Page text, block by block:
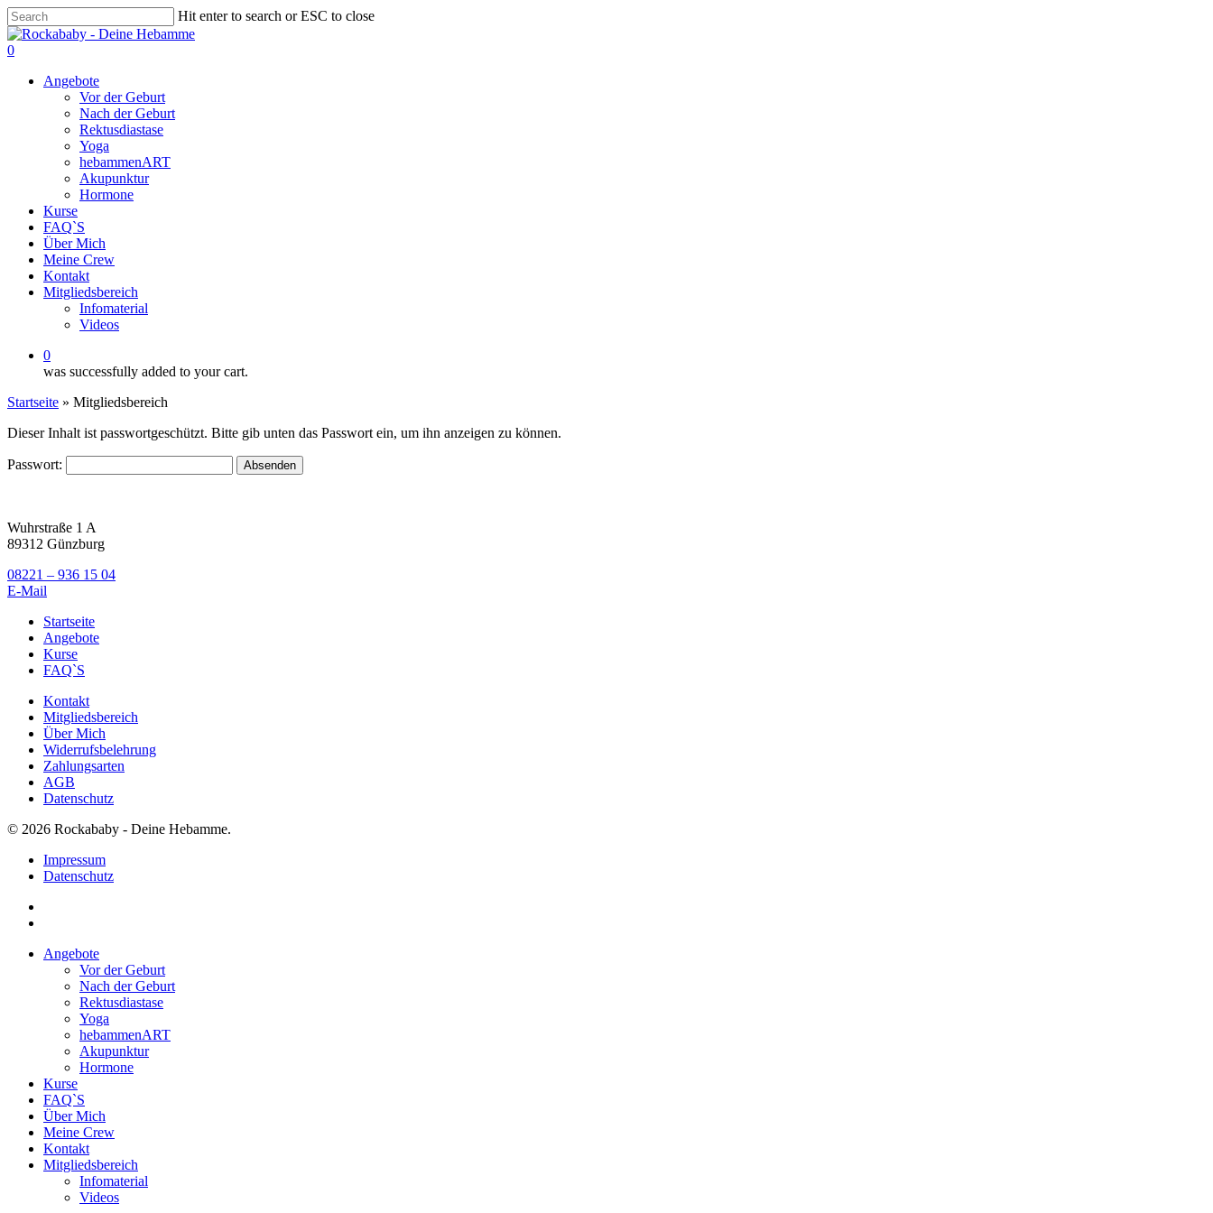
Skip
to
main
Hit enter to search or ESC to close
Close
Search
0
Angebote
Vor der Geburt
Nach der Geburt
Rektusdiastase
Yoga
hebammenART
Akupunktur
Hormone
Kurse
FAQ`S
Über Mich
Meine Crew
Kontakt
Mitgliedsbereich
Infomaterial
Videos
0
was successfully added to your cart.
Startseite » Mitgliedsbereich
Dieser Inhalt ist passwortgeschützt. Bitte gib unten das Passwort ein, um ihn anzeigen zu können.
Passwort:
Wuhrstraße 1 A
89312 Günzburg
08221 – 936 15 04
E-Mail
Startseite
Angebote
Kurse
FAQ`S
Kontakt
Mitgliedsbereich
Über Mich
Widerrufsbelehrung
Zahlungsarten
AGB
Datenschutz
© 2026 Rockababy - Deine Hebamme.
Impressum
Datenschutz
Close
Angebote
Vor der Geburt
Nach der Geburt
Rektusdiastase
Yoga
hebammenART
Akupunktur
Hormone
Kurse
FAQ`S
Über Mich
Meine Crew
Kontakt
Mitgliedsbereich
Infomaterial
Videos